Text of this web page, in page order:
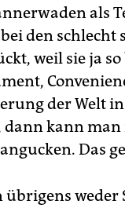
als
den schlecht
weil sie ja
der Welt
dann kann
Das
übrigens